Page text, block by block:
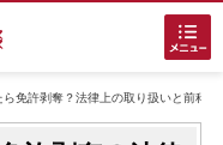
免許剥奪？法律上の取り扱いと前科